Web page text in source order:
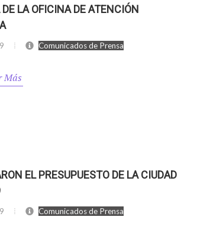
LA OFICINA DE ATENCIÓN
Comunicados de Prensa
Más
EL PRESUPUESTO DE LA CIUDAD
Comunicados de Prensa